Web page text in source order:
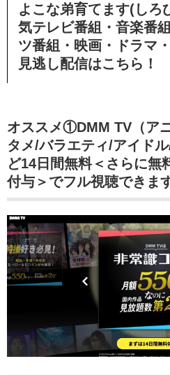
よこな弟育てます(しろ
気テレビ番組・音楽番
ツ番組・映画・ドラマ
見逃し配信はこちら！
オススメ①DMM TV（ア
タメ/バラエティ/アイド
ど14日間無料＜さらに無
付与＞でフル視聴できま